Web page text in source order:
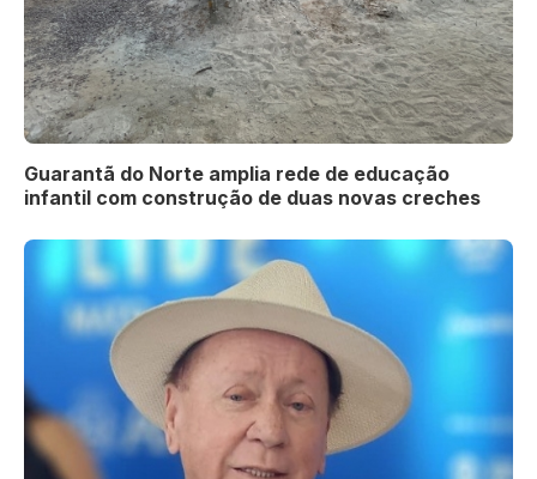
Guarantã do Norte amplia rede de educação
infantil com construção de duas novas creches